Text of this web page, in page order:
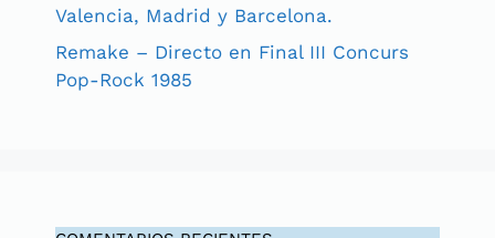
Valencia, Madrid y Barcelona.
Remake – Directo en Final III Concurs
Pop-Rock 1985